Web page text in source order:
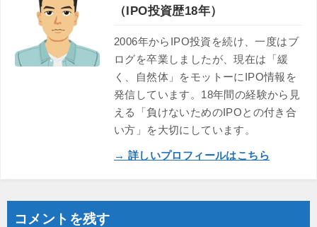
（IPO投資歴18年）
2006年からIPO投資を続け、一度はブ
ログを卒業しましたが、現在は「緩
く、自然体」をモットーにIPO情報を
発信しています。18年間の経験から見
える「負けないためのIPOとの付き合
い方」を大切にしています。
→ 詳しいプロフィールはこちら
コメントを残す